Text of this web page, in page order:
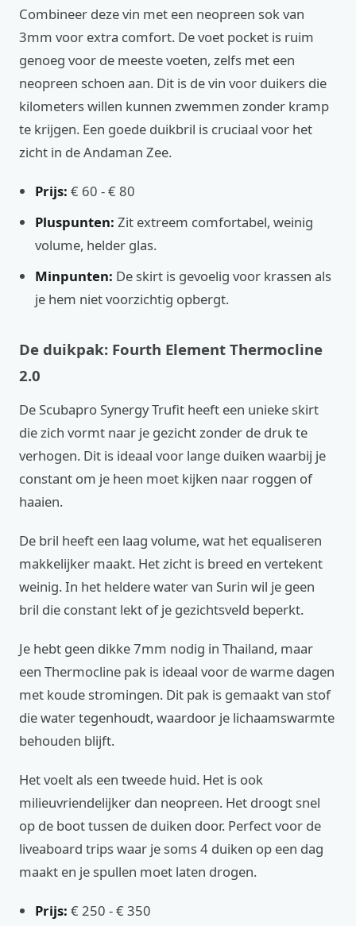
Combineer deze vin met een neopreen sok van
3mm voor extra comfort. De voet pocket is ruim
genoeg voor de meeste voeten, zelfs met een
neopreen schoen aan. Dit is de vin voor duikers die
kilometers willen kunnen zwemmen zonder kramp
te krijgen. Een goede duikbril is cruciaal voor het
zicht in de Andaman Zee.
Prijs: € 60 - € 80
Pluspunten: Zit extreem comfortabel, weinig
volume, helder glas.
Minpunten: De skirt is gevoelig voor krassen als
je hem niet voorzichtig opbergt.
De duikpak: Fourth Element Thermocline
2.0
De Scubapro Synergy Trufit heeft een unieke skirt
die zich vormt naar je gezicht zonder de druk te
verhogen. Dit is ideaal voor lange duiken waarbij je
constant om je heen moet kijken naar roggen of
haaien.
De bril heeft een laag volume, wat het equaliseren
makkelijker maakt. Het zicht is breed en vertekent
weinig. In het heldere water van Surin wil je geen
bril die constant lekt of je gezichtsveld beperkt.
Je hebt geen dikke 7mm nodig in Thailand, maar
een Thermocline pak is ideaal voor de warme dagen
met koude stromingen. Dit pak is gemaakt van stof
die water tegenhoudt, waardoor je lichaamswarmte
behouden blijft.
Het voelt als een tweede huid. Het is ook
milieuvriendelijker dan neopreen. Het droogt snel
op de boot tussen de duiken door. Perfect voor de
liveaboard trips waar je soms 4 duiken op een dag
maakt en je spullen moet laten drogen.
Prijs: € 250 - € 350